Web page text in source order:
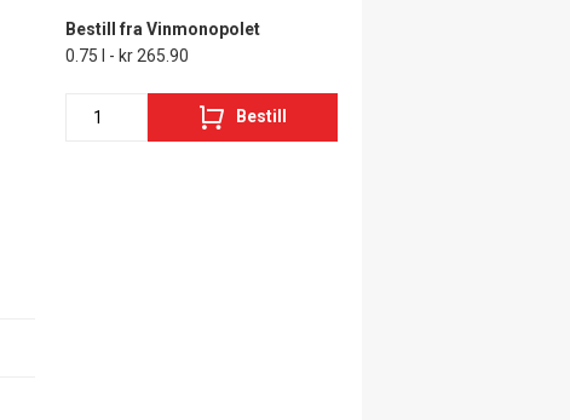
Bestill fra Vinmonopolet
0.75 l - kr 265.90
Bestill